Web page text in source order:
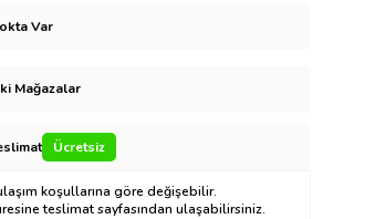
Var
Mağazalar
Ücretsiz
koşullarına göre değişebilir.
teslimat sayfasından ulaşabilirsiniz.